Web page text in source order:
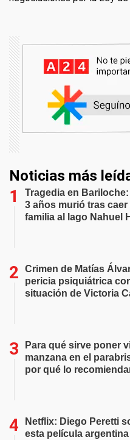
Noticias más
Tragedia en
3 años murió tras caer
familia al lago Nahuel
Crimen de Matías
pericia psiquiátrica
situación de Victoria
Para qué sirve poner
manzana en el
por qué lo
Netflix: Diego Peretti
esta película